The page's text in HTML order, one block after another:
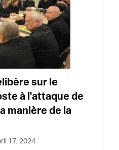
sur le
à l'attaque de
manière de la
17, 2024